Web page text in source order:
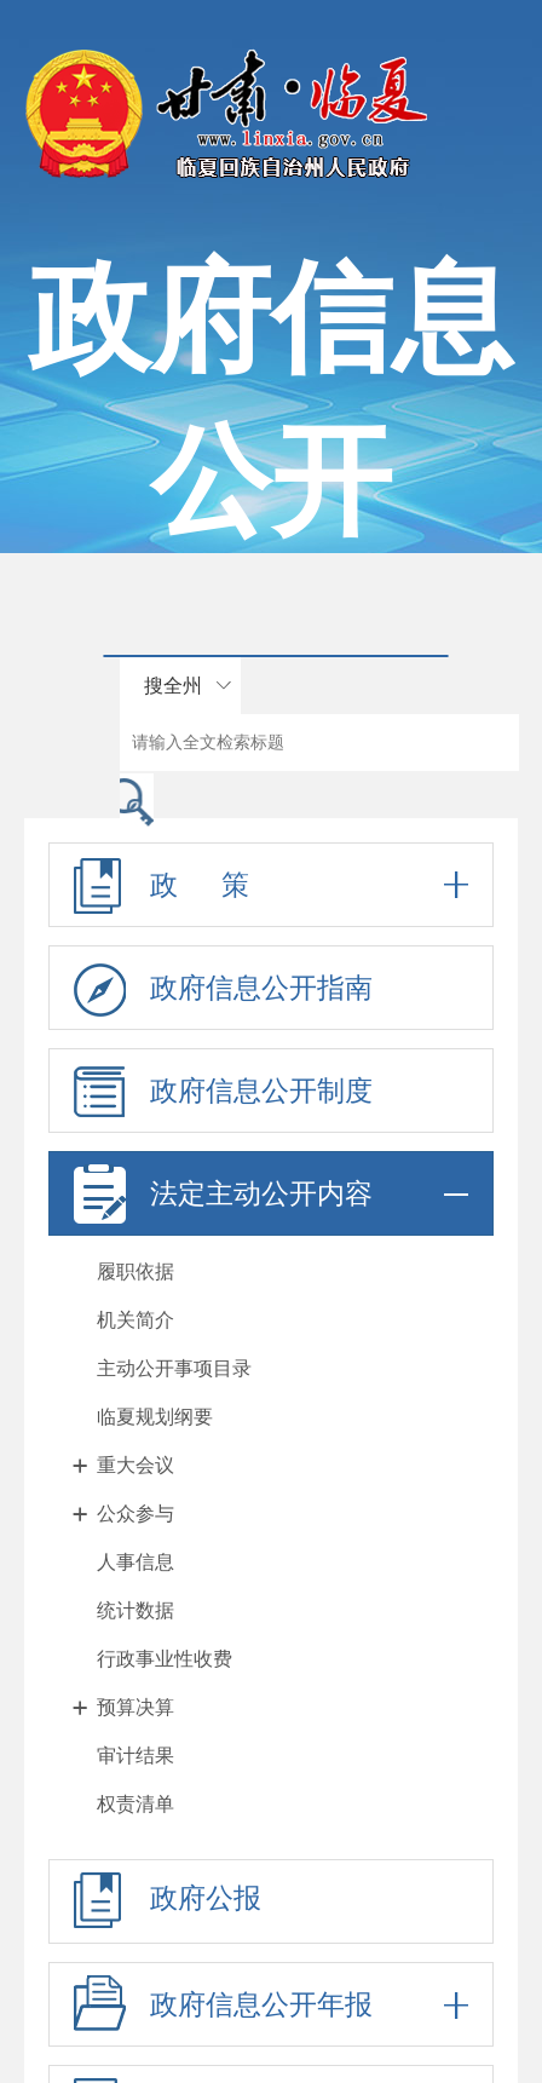
政府信息
公开
搜全州
政 策
政府信息公开指南
政府信息公开制度
法定主动公开内容
履职依据
机关简介
主动公开事项目录
临夏规划纲要
重大会议
公众参与
人事信息
统计数据
行政事业性收费
预算决算
审计结果
权责清单
处罚强制
重大项目
政府采购
重大民生信息
政府公报
政府信息公开年报